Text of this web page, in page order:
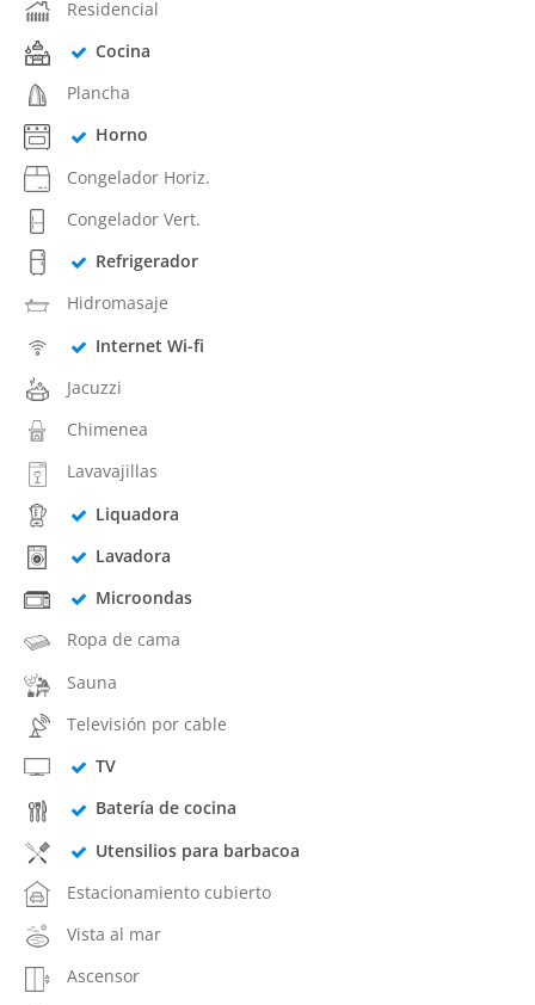
Residencial
Cocina
Plancha
Horno
Congelador Horiz.
Congelador Vert.
Refrigerador
Hidromasaje
Internet Wi-fi
Jacuzzi
Chimenea
Lavavajillas
Liquadora
Lavadora
Microondas
Ropa de cama
Sauna
Televisión por cable
TV
Batería de cocina
Utensilios para barbacoa
Estacionamiento cubierto
Vista al mar
Ascensor